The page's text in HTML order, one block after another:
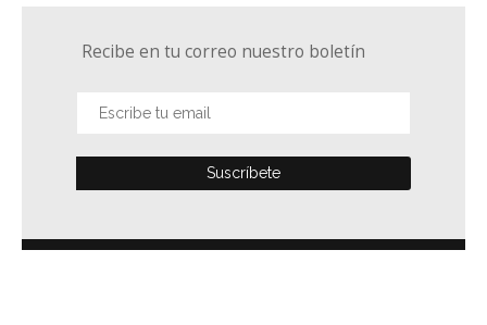
Recibe en tu correo nuestro boletín